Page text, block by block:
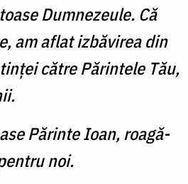
Dumnezeule. Că
am aflat izbăvirea din
către Părintele Tău,
Părinte Ioan, roagă-
noi.